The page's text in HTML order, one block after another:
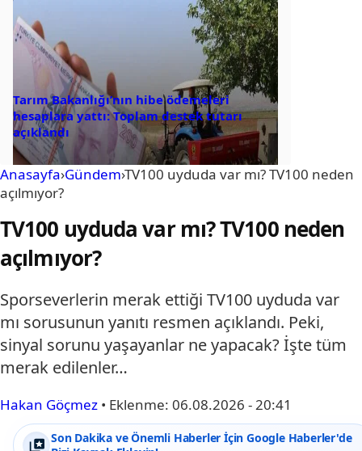
Tarım Bakanlığı’nın hibe ödemeleri
hesaplara yattı: Toplam destek tutarı
açıklandı
Anasayfa›Gündem›TV100 uyduda var mı? TV100 neden
açılmıyor?
TV100 uyduda var mı? TV100 neden
açılmıyor?
Sporseverlerin merak ettiği TV100 uyduda var
mı sorusunun yanıtı resmen açıklandı. Peki,
sinyal sorunu yaşayanlar ne yapacak? İşte tüm
merak edilenler…
Hakan Göçmez • Eklenme: 06.08.2026 - 20:41
Son Dakika ve Önemli Haberler İçin Google Haberler'de